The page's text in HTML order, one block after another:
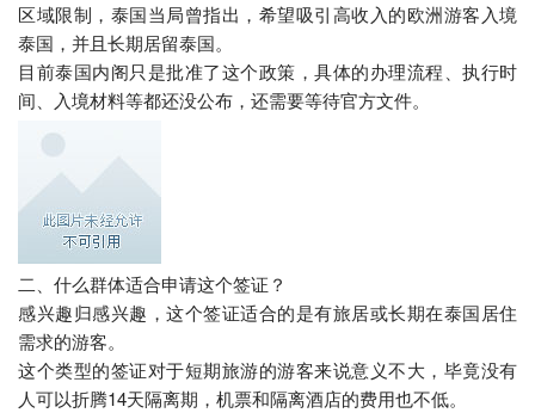
区域限制，泰国当局曾指出，希望吸引高收入的欧洲游客入境
泰国，并且长期居留泰国。
目前泰国内阁只是批准了这个政策，具体的办理流程、执行时
间、入境材料等都还没公布，还需要等待官方文件。
二、什么群体适合申请这个签证？
感兴趣归感兴趣，这个签证适合的是有旅居或长期在泰国居住
需求的游客。
这个类型的签证对于短期旅游的游客来说意义不大，毕竟没有
人可以折腾14天隔离期，机票和隔离酒店的费用也不低。